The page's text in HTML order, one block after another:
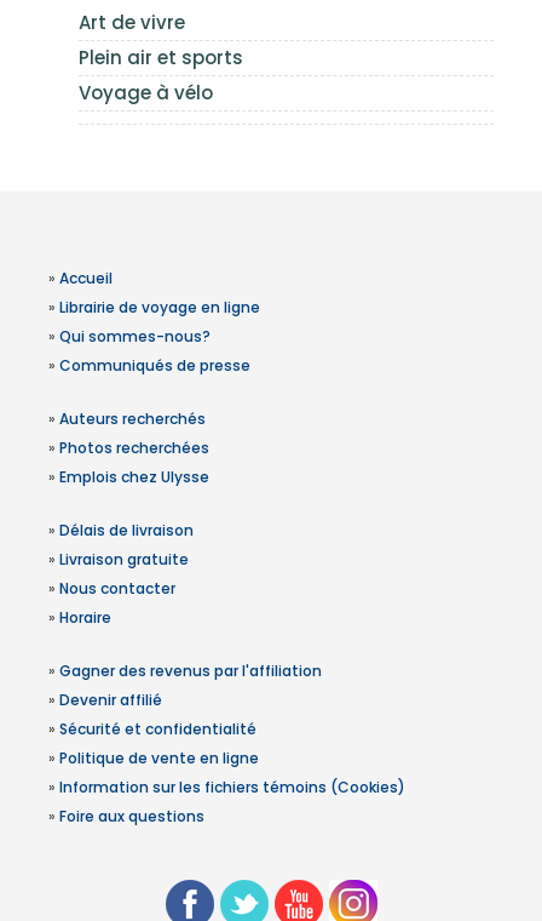
Art de vivre
Plein air et sports
Voyage à vélo
» Accueil
» Librairie de voyage en ligne
» Qui sommes-nous?
» Communiqués de presse
» Auteurs recherchés
» Photos recherchées
» Emplois chez Ulysse
» Délais de livraison
» Livraison gratuite
» Nous contacter
» Horaire
» Gagner des revenus par l'affiliation
» Devenir affilié
» Sécurité et confidentialité
» Politique de vente en ligne
» Information sur les fichiers témoins (Cookies)
» Foire aux questions